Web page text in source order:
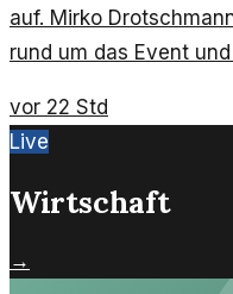
auf. Mirko
rund um das Event
vor 22 Std
Live
Wirtschaft
→